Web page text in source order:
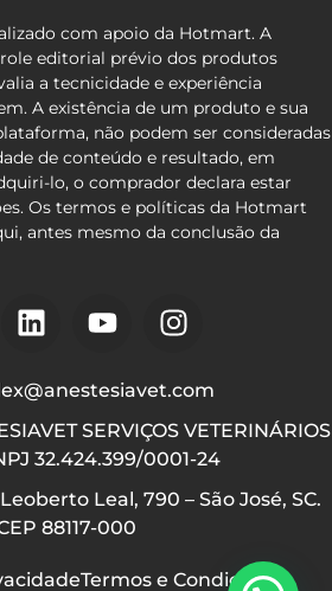
com apoio da Hotmart. A
editorial prévio dos produtos
a tecnicidade e experiência
A existência de um produto e sua
não podem ser consideradas
de conteúdo e resultado, em
lo, o comprador declara estar
Os termos e políticas da Hotmart
antes mesmo da conclusão da
SERVIÇOS VETERINÁRIOS
32.424.399/0001-24
Leal, 790 – São José, SC.
88117-000
Termos e Condições